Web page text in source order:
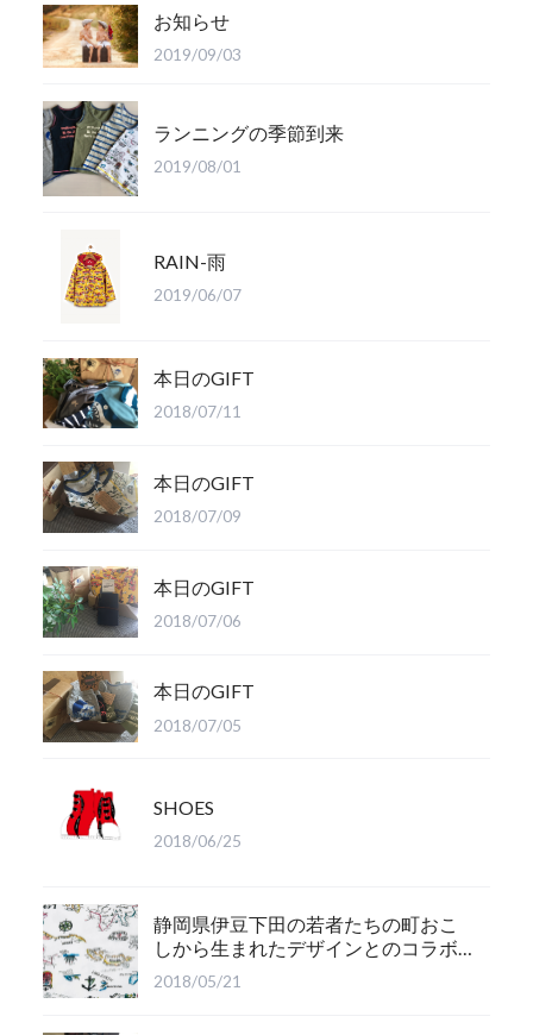
お知らせ
2019/09/03
ランニングの季節到来
2019/08/01
RAIN-雨
2019/06/07
本日のGIFT
2018/07/11
本日のGIFT
2018/07/09
本日のGIFT
2018/07/06
本日のGIFT
2018/07/05
SHOES
2018/06/25
静岡県伊豆下田の若者たちの町おこ
しから生まれたデザインとのコラボ
商品。
2018/05/21